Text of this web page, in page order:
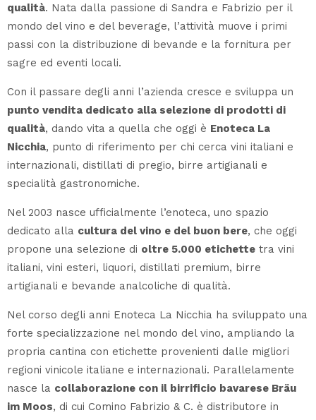
qualità. Nata dalla passione di Sandra e Fabrizio per il
mondo del vino e del beverage, l’attività muove i primi
passi con la distribuzione di bevande e la fornitura per
sagre ed eventi locali.
Con il passare degli anni l’azienda cresce e sviluppa un
punto vendita dedicato alla selezione di prodotti di
qualità, dando vita a quella che oggi è Enoteca La
Nicchia, punto di riferimento per chi cerca vini italiani e
internazionali, distillati di pregio, birre artigianali e
specialità gastronomiche.
Nel 2003 nasce ufficialmente l’enoteca, uno spazio
dedicato alla cultura del vino e del buon bere, che oggi
propone una selezione di oltre 5.000 etichette tra vini
italiani, vini esteri, liquori, distillati premium, birre
artigianali e bevande analcoliche di qualità.
Nel corso degli anni Enoteca La Nicchia ha sviluppato una
forte specializzazione nel mondo del vino, ampliando la
propria cantina con etichette provenienti dalle migliori
regioni vinicole italiane e internazionali. Parallelamente
nasce la collaborazione con il birrificio bavarese Bräu
im Moos, di cui Comino Fabrizio & C. è distributore in